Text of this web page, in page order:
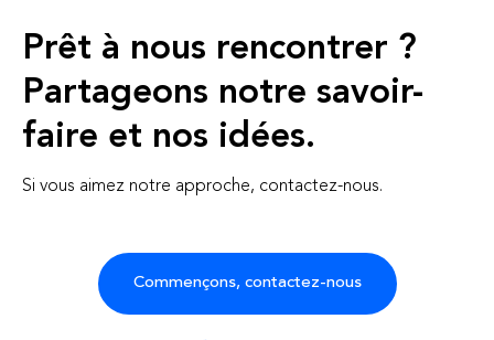
Prêt à nous rencontrer ?
Partageons notre savoir-
faire et nos idées.
Si vous aimez notre approche, contactez-nous.
Commençons, contactez-nous